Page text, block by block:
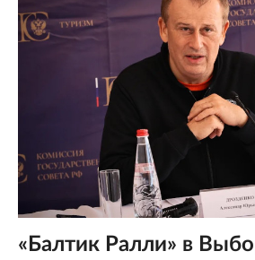
«Балтик Ралли» в